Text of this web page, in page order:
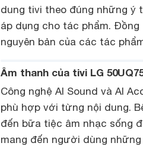
dung tivi theo đúng những ý
áp dụng cho tác phẩm.
nguyên bản của các tác
Âm thanh của tivi LG
Công nghệ AI Sound và AI
phù hợp với từng nội dung.
đến bữa tiệc âm nhạc sống
mang đến người dùng